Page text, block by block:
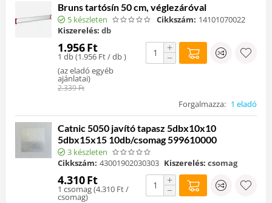
Bruns tartósín 50 cm, véglezáróval
5 készleten Cikkszám: 14101070022
Kiszerelés: db
1.956Ft
1 db (1.956 Ft/ db )
(az eladó egyéb
ajánlatai)
2.339Ft
+
−
Forgalmazza: 1 eladó
Catnic 5050 javító tapasz 5dbx10x10
5dbx15x15 10db/csomag 599610000
3 készleten
Cikkszám: 43001902030303 Kiszerelés: csomag
4.310Ft
1 csomag (4.310 Ft/
csomag)
+
−